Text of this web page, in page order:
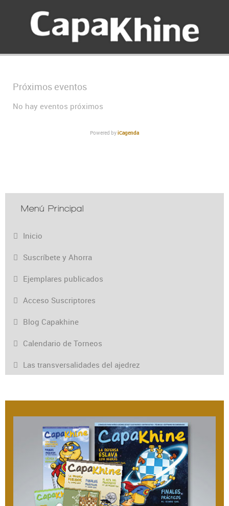
Próximos eventos
No hay eventos próximos
Powered byiCagenda
Menú Principal
Inicio
Suscríbete y Ahorra
Ejemplares publicados
Acceso Suscriptores
Blog Capakhine
Calendario de Torneos
Las transversalidades del ajedrez